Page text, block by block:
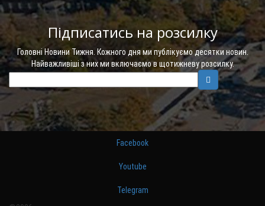
Підписатись на розсилку
Головні Новини Тижня. Кожного дня ми публікуємо десятки новин.
Найважливіші з них ми включаємо в щотижневу розсилку.
Facebook
Youtube
Telegram